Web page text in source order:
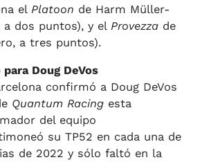
el Platoon de Harm Müller-
a dos puntos), y el Provezzade
a tres puntos).
Doug DeVos
confirmó a Doug DeVos
Quantum Racingesta
del equipo
su TP52 en cada una de
de 2022 y sólo faltó en la